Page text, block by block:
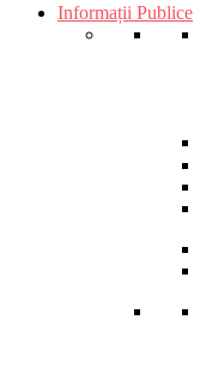
Informații Publice